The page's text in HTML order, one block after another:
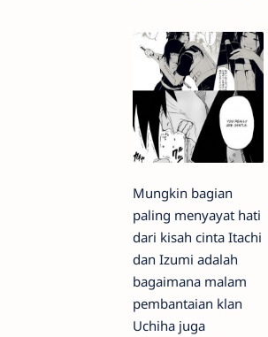
Mungkin bagian
paling menyayat hati
dari kisah cinta Itachi
dan Izumi adalah
bagaimana malam
pembantaian klan
Uchiha juga